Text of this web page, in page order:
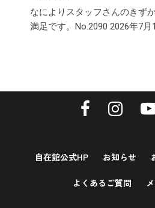
なによりスタッフさんのきず
満足です。No.2090 2026年7月
自在館公式HP お知らせ
よくあるご質問